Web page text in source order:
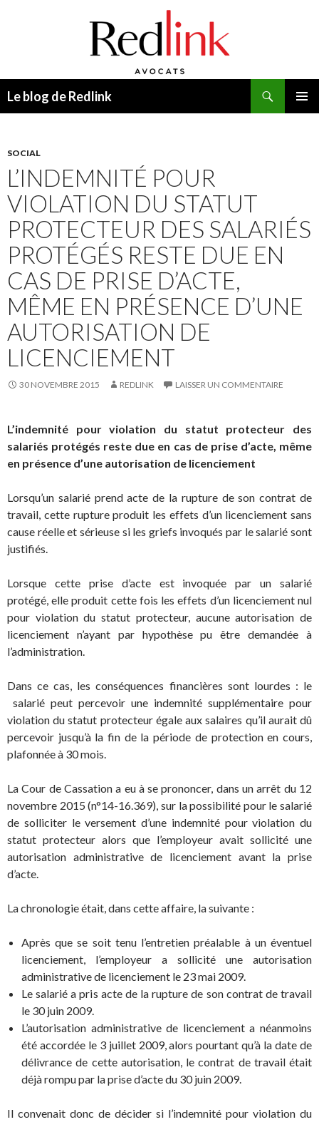
Le blog de Redlink
SOCIAL
L’INDEMNITÉ POUR
VIOLATION DU STATUT
PROTECTEUR DES SALARIÉS
PROTÉGÉS RESTE DUE EN
CAS DE PRISE D’ACTE,
MÊME EN PRÉSENCE D’UNE
AUTORISATION DE
LICENCIEMENT
30 NOVEMBRE 2015 REDLINK LAISSER UN COMMENTAIRE
L’indemnité pour violation du statut protecteur des
salariés protégés reste due en cas de prise d’acte, même
en présence d’une autorisation de licenciement
Lorsqu’un salarié prend acte de la rupture de son contrat de
travail, cette rupture produit les effets d’un licenciement sans
cause réelle et sérieuse si les griefs invoqués par le salarié sont
justifiés.
Lorsque cette prise d’acte est invoquée par un salarié
protégé, elle produit cette fois les effets d’un licenciement nul
pour violation du statut protecteur, aucune autorisation de
licenciement n’ayant par hypothèse pu être demandée à
l’administration.
Dans ce cas, les conséquences financières sont lourdes : le
salarié peut percevoir une indemnité supplémentaire pour
violation du statut protecteur égale aux salaires qu’il aurait dû
percevoir jusqu’à la fin de la période de protection en cours,
plafonnée à 30 mois.
La Cour de Cassation a eu à se prononcer, dans un arrêt du 12
novembre 2015 (n°14-16.369), sur la possibilité pour le salarié
de solliciter le versement d’une indemnité pour violation du
statut protecteur alors que l’employeur avait sollicité une
autorisation administrative de licenciement avant la prise
d’acte.
La chronologie était, dans cette affaire, la suivante :
Après que se soit tenu l’entretien préalable à un éventuel
licenciement, l’employeur a sollicité une autorisation
administrative de licenciement le 23 mai 2009.
Le salarié a pris acte de la rupture de son contrat de travail
le 30 juin 2009.
L’autorisation administrative de licenciement a néanmoins
été accordée le 3 juillet 2009, alors pourtant qu’à la date de
délivrance de cette autorisation, le contrat de travail était
déjà rompu par la prise d’acte du 30 juin 2009.
Il convenait donc de décider si l’indemnité pour violation du